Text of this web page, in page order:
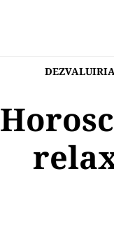
DEZVALUIRI